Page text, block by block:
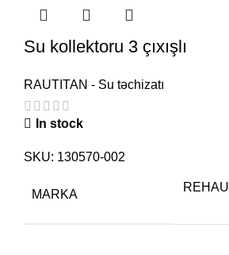
Su kollektoru 3 çıxışlı
RAUTITAN - Su təchizatı
In stock
SKU: 130570-002
MARKA
REHAU